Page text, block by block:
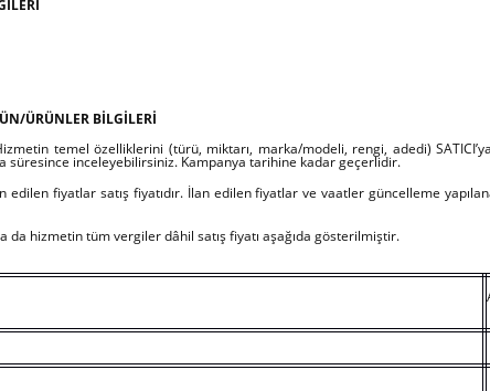
ÜRÜNLER BİLGİLERİ
temel özelliklerini (türü, miktarı, marka/modeli, rengi, adedi)
süresince inceleyebilirsiniz. Kampanya tarihine kadar geçerlidir.
edilen fiyatlar satış fiyatıdır. İlan edilen fiyatlar ve vaatler güncelleme
da hizmetin tüm vergiler dâhil satış fiyatı aşağıda gösterilmiştir.